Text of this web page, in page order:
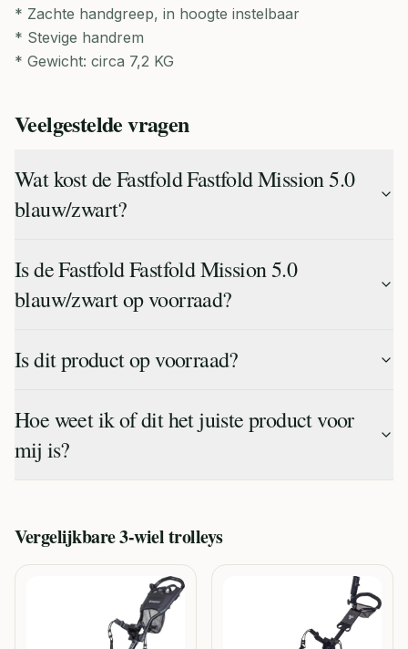
* Zachte handgreep, in hoogte instelbaar
* Stevige handrem
* Gewicht: circa 7,2 KG
Veelgestelde vragen
Wat kost de Fastfold Fastfold Mission 5.0
blauw/zwart?
Is de Fastfold Fastfold Mission 5.0
blauw/zwart op voorraad?
Is dit product op voorraad?
Hoe weet ik of dit het juiste product voor
mij is?
Vergelijkbare3-wiel trolleys